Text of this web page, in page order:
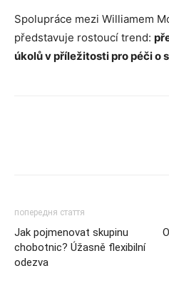
Spolupráce mezi Williamem
představuje rostoucí trend:
úkolů v příležitosti pro péči o
попередня стаття
Jak pojmenovat skupinu
chobotnic? Úžasně flexibilní
odezva